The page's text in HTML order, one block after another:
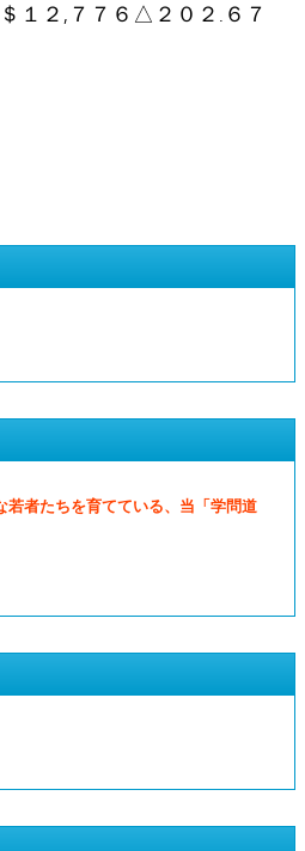
１２,７７６△２０２.６７
若者たちを育てている、当「学問道